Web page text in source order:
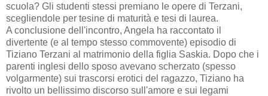
scuola? Gli studenti stessi premiano le opere di Terzani,
scegliendole per tesine di maturità e tesi di laurea.
A conclusione dell'incontro, Angela ha raccontato il
divertente (e al tempo stesso commovente) episodio di
Tiziano Terzani al matrimonio della figlia Saskia. Dopo che i
parenti inglesi dello sposo avevano scherzato (spesso
volgarmente) sui trascorsi erotici del ragazzo, Tiziano ha
rivolto un bellissimo discorso sull'amore e sui legami